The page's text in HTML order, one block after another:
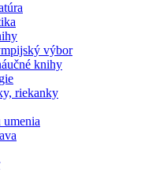
výbor
knihy
riekanky
umenia